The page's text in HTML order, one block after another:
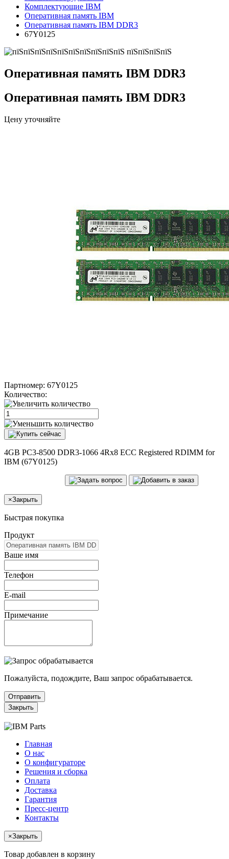
Комплектующие IBM
Оперативная память IBM
Оперативная память IBM DDR3
67Y0125
Оперативная память IBM DDR3
Оперативная память IBM DDR3
Цену уточняйте
Партномер: 67Y0125
Количество:
4GB PC3-8500 DDR3-1066 4Rx8 ECC Registered RDIMM for
IBM (67Y0125)
×Закрыть
Быстрая покупка
Продукт
Ваше имя
Телефон
E-mail
Примечание
Пожалуйста, подождите, Ваш запрос обрабатывается.
Отправить
Закрыть
Главная
О нас
О конфигураторе
Решения и сборка
Оплата
Доставка
Гарантия
Пресс-центр
Контакты
×Закрыть
Товар добавлен в корзину